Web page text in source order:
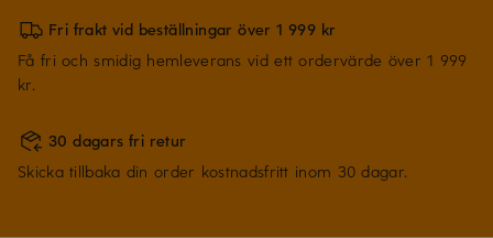
Fri frakt vid beställningar över 1 999 kr
Få fri och smidig hemleverans vid ett ordervärde över 1 999
kr.
30 dagars fri retur
Skicka tillbaka din order kostnadsfritt inom 30 dagar.